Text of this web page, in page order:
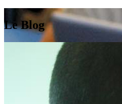
Le Blog